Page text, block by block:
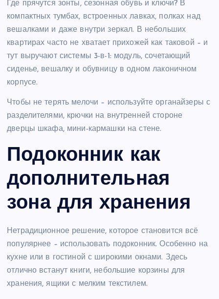
Где прячутся зонты, сезонная обувь и ключи? В
компактных тумбах, встроенных лавках, полках над
вешалками и даже внутри зеркал. В небольших
квартирах часто не хватает прихожей как таковой – и
тут выручают системы 3-в-1: модуль, сочетающий
сиденье, вешалку и обувницу в одном лаконичном
корпусе.
Чтобы не терять мелочи – используйте органайзеры с
разделителями, крючки на внутренней стороне
дверцы шкафа, мини-кармашки на стене.
Подоконник как
дополнительная
зона для хранения
Нетрадиционное решение, которое становится всё
популярнее – использовать подоконник. Особенно на
кухне или в гостиной с широкими окнами. Здесь
отлично встанут книги, небольшие корзины для
хранения, ящики с мелким текстилем.